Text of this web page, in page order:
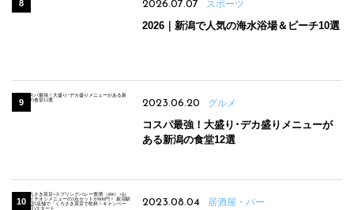
2026.07.07 スポーツ
2026｜新潟で人気の海水浴場＆ビーチ10選
2023.06.20 グルメ
コスパ最強！大盛り･デカ盛りメニューが
ある新潟の食堂12選
2023.08.04 居酒屋・バー